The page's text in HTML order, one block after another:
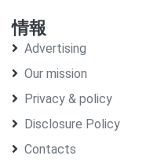
情報
Advertising
Our mission
Privacy & policy
Disclosure Policy
Contacts